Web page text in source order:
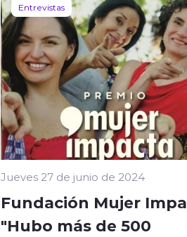
Entrevistas
Jueves 27 de junio de 2024
Fundación Mujer
"Hubo más de 500